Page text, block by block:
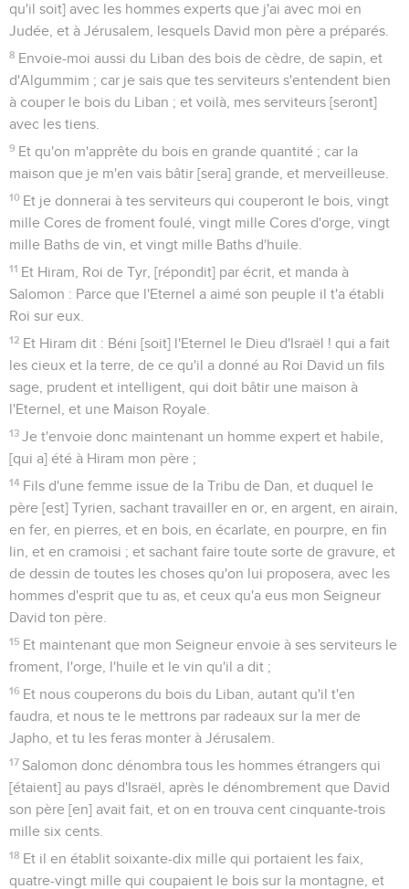
qu'il soit] avec les hommes experts que j'ai avec moi en
Judée, et à Jérusalem, lesquels David mon père a préparés.
8 Envoie-moi aussi du Liban des bois de cèdre, de sapin, et
d'Algummim ; car je sais que tes serviteurs s'entendent bien
à couper le bois du Liban ; et voilà, mes serviteurs [seront]
avec les tiens.
9 Et qu'on m'apprête du bois en grande quantité ; car la
maison que je m'en vais bâtir [sera] grande, et merveilleuse.
10 Et je donnerai à tes serviteurs qui couperont le bois, vingt
mille Cores de froment foulé, vingt mille Cores d'orge, vingt
mille Baths de vin, et vingt mille Baths d'huile.
11 Et Hiram, Roi de Tyr, [répondit] par écrit, et manda à
Salomon : Parce que l'Eternel a aimé son peuple il t'a établi
Roi sur eux.
12 Et Hiram dit : Béni [soit] l'Eternel le Dieu d'Israël ! qui a fait
les cieux et la terre, de ce qu'il a donné au Roi David un fils
sage, prudent et intelligent, qui doit bâtir une maison à
l'Eternel, et une Maison Royale.
13 Je t'envoie donc maintenant un homme expert et habile,
[qui a] été à Hiram mon père ;
14 Fils d'une femme issue de la Tribu de Dan, et duquel le
père [est] Tyrien, sachant travailler en or, en argent, en airain,
en fer, en pierres, et en bois, en écarlate, en pourpre, en fin
lin, et en cramoisi ; et sachant faire toute sorte de gravure, et
de dessin de toutes les choses qu'on lui proposera, avec les
hommes d'esprit que tu as, et ceux qu'a eus mon Seigneur
David ton père.
15 Et maintenant que mon Seigneur envoie à ses serviteurs le
froment, l'orge, l'huile et le vin qu'il a dit ;
16 Et nous couperons du bois du Liban, autant qu'il t'en
faudra, et nous te le mettrons par radeaux sur la mer de
Japho, et tu les feras monter à Jérusalem.
17 Salomon donc dénombra tous les hommes étrangers qui
[étaient] au pays d'Israël, après le dénombrement que David
son père [en] avait fait, et on en trouva cent cinquante-trois
mille six cents.
18 Et il en établit soixante-dix mille qui portaient les faix,
quatre-vingt mille qui coupaient le bois sur la montagne, et